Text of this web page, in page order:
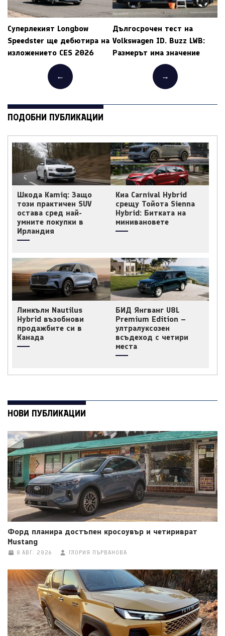
Суперлекият Longbow
Speedster ще дебютира на
изложението CES 2026
←
Дългосрочен тест на
Volkswagen ID. Buzz LWB:
Размерът има значение
→
ПОДОБНИ ПУБЛИКАЦИИ
Шкода Kamiq: Защо
този практичен SUV
остава сред най-
умните покупки в
Ирландия
Киа Carnival Hybrid
срещу Тойота Sienna
Hybrid: Битката на
минивановете
Линкълн Nautilus
Hybrid възобнови
продажбите си в
Канада
БИД Янгванг U8L
Premium Edition –
ултралуксозен
всъдеход с четири
места
НОВИ ПУБЛИКАЦИИ
Форд планира достъпен кросоувър и четириврат
Mustang
8 АВГ. 2026 ГЛОРИЯ ПЪРВАНОВА